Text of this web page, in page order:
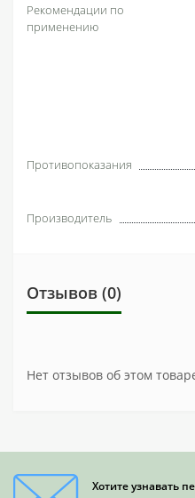
Рекомендации по
применению
Противопоказания
Производитель
Отзывов (0)
Нет отзывов об этом
Хотите узнавать